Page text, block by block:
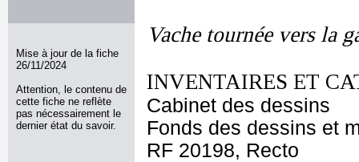
Mise à jour de la fiche
26/11/2024
Attention, le contenu de
cette fiche ne reflète
pas nécessairement le
dernier état du savoir.
Vache tournée vers la
INVENTAIRES ET
Cabinet des dessins
Fonds des dessins et
RF 20198, Recto